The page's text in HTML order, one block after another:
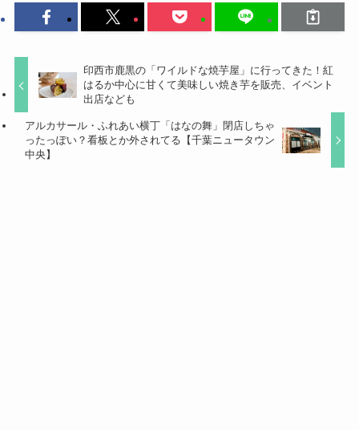
印西市鹿黒の「ワイルドな焼芋屋」に行ってきた！紅
はるか中心に甘くて美味しい焼き芋を販売、イベント
出店なども
アルカサール・ふれあい横丁「はなの舞」閉店しちゃ
ったっぽい？看板とか外されてる【千葉ニュータウン
中央】